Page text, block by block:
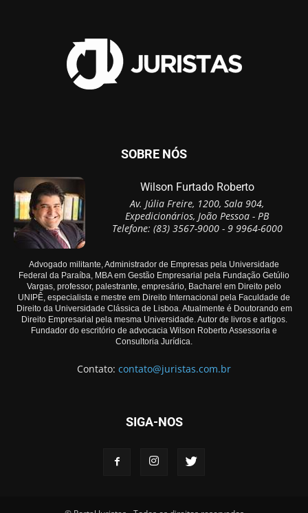
SOBRE NÓS
Wilson Furtado Roberto
Av. Júlia Freire, 1200, Sala 904,
Expedicionários, João Pessoa - PB
Telefone: (83) 3567-9000 - 9 9964-6000
Advogado militante, Administrador de Empresas pela Universidade
Federal da Paraíba, MBA em Gestão Empresarial pela Fundação Getúlio
Vargas, professor, palestrante, empresário, Bacharel em Direito pelo
UNIPÊ, especialista e mestre em Direito Internacional pela Faculdade de
Direito da Universidade Clássica de Lisboa. Atualmente é Doutorando em
Direito Empresarial pela mesma Universidade. Autor de livros e artigos.
Fundador do escritório de advocacia Wilson Roberto Assessoria e
Consultoria Jurídica.
Contato: contato@juristas.com.br
SIGA-NOS